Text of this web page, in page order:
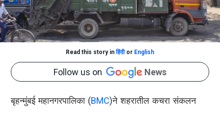
Read this story inहिंदीor English
Follow us on News
बृहन्मुंबई महानगरपालिका (BMC)ने शहरातील कचरा संकलन